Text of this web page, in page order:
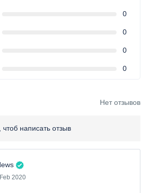
0
0
0
0
Нет отзывов
, чтоб написать отзыв
2020